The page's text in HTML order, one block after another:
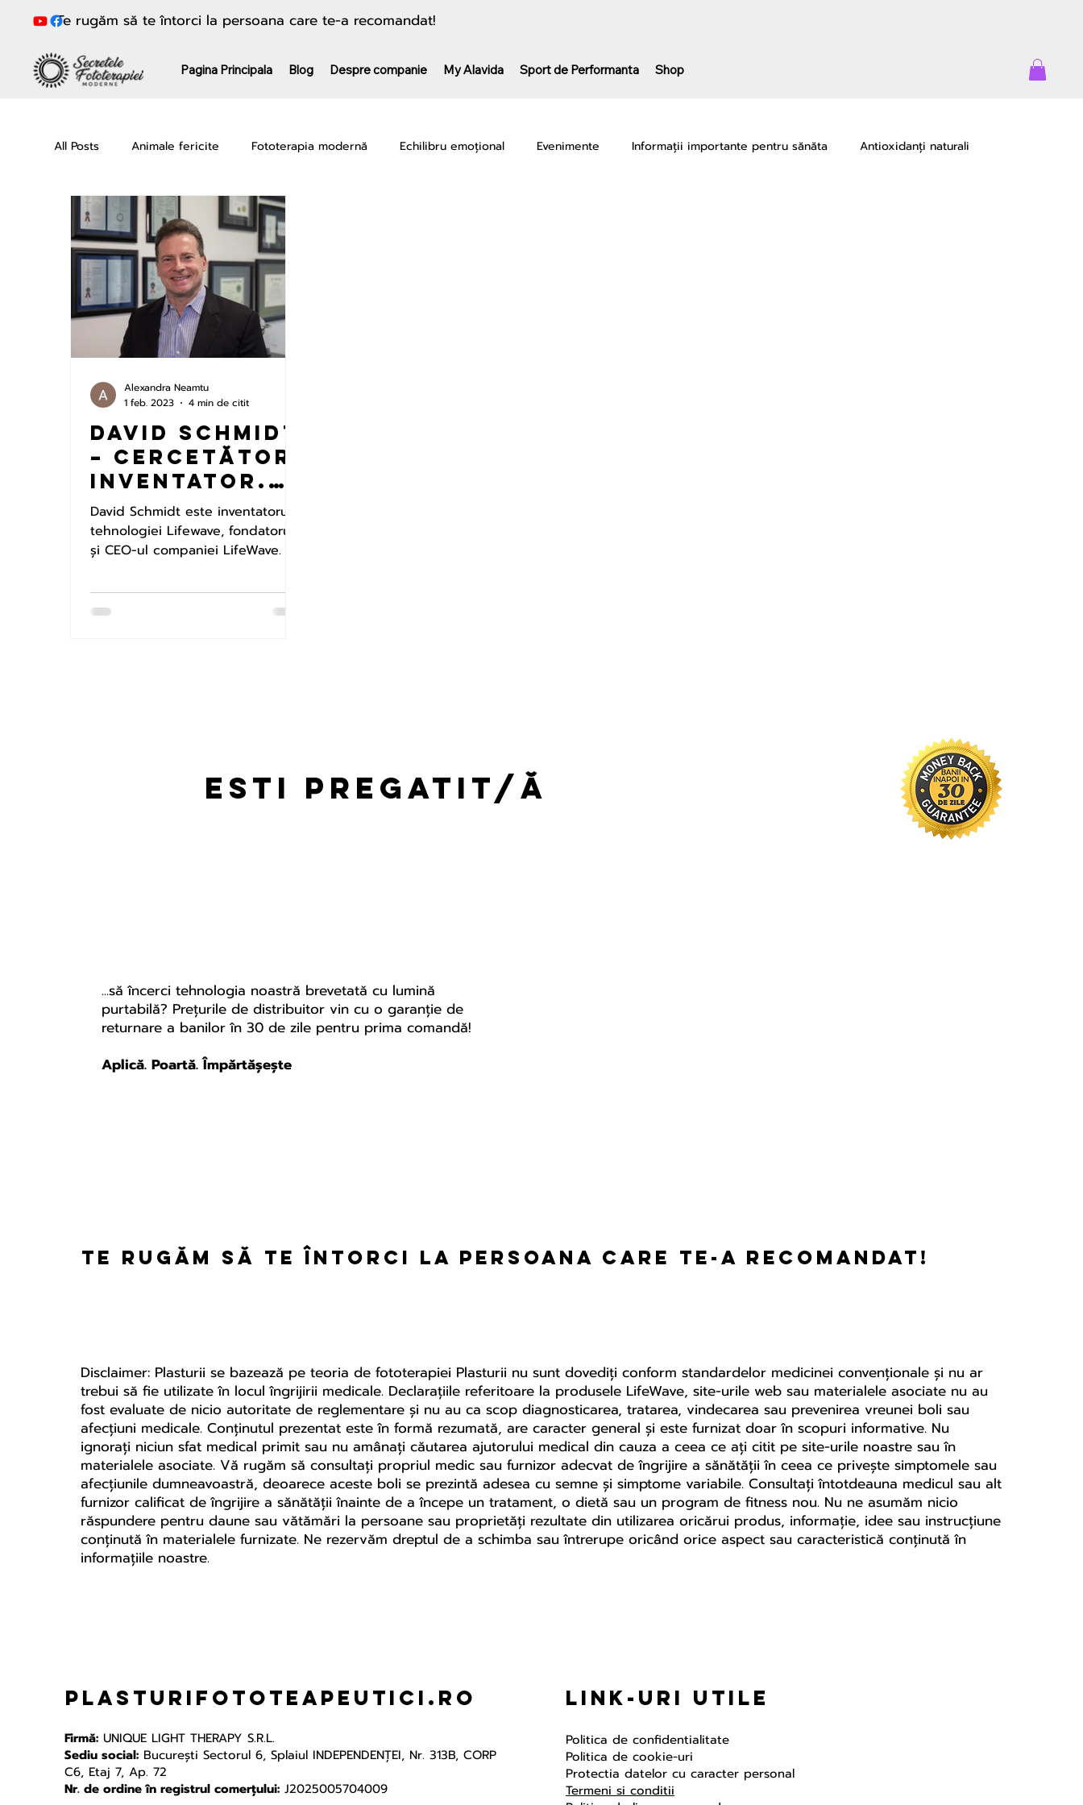
Te rugăm să te întorci la persoana care te-a recomandat!
Pagina Principala Blog Despre companie My Alavida Sport de Performanta Shop
All Posts Animale fericite Fototerapia modernă Echilibru emoțional Evenimente Informații importante pentru sănăta Antioxidanți naturali
Frumusețe & Anti-aging Sănătate fără medicamente
x2o Water Machine Seria Loren Pickart GHK-CU
David Schmidt
– Cercetător.
Inventator.
Antreprenor.
David Schmidt este inventatorul
tehnologiei Lifewave, fondatorul
și CEO-ul companiei LifeWave. În
nu...
Alexandra Neamtu
1 feb. 2023
4 min de citit
esti pregatit/ă
...să încerci tehnologia noastră brevetată cu lumină
purtabilă? Prețurile de distribuitor vin cu o garanție de
returnare a banilor în 30 de zile pentru prima comandă!
Aplică. Poartă. Împărtășește
Te rugăm să te întorci la persoana care te-a recomandat!
Disclaimer: Plasturii se bazează pe teoria de fototerapiei Plasturii nu sunt dovediți conform standardelor medicinei convenționale și nu ar
trebui să fie utilizate în locul îngrijirii medicale. Declarațiile referitoare la produsele LifeWave, site-urile web sau materialele asociate nu au
fost evaluate de nicio autoritate de reglementare și nu au ca scop diagnosticarea, tratarea, vindecarea sau prevenirea vreunei boli sau
afecțiuni medicale. Conținutul prezentat este în formă rezumată, are caracter general și este furnizat doar în scopuri informative. Nu
ignorați niciun sfat medical primit sau nu amânați căutarea ajutorului medical din cauza a ceea ce ați citit pe site-urile noastre sau în
materialele asociate. Vă rugăm să consultați propriul medic sau furnizor adecvat de îngrijire a sănătății în ceea ce privește simptomele sau
afecțiunile dumneavoastră, deoarece aceste boli se prezintă adesea cu semne și simptome variabile. Consultați întotdeauna medicul sau alt
furnizor calificat de îngrijire a sănătății înainte de a începe un tratament, o dietă sau un program de fitness nou. Nu ne asumăm nicio
răspundere pentru daune sau vătămări la persoane sau proprietăți rezultate din utilizarea oricărui produs, informație, idee sau instrucțiune
conținută în materialele furnizate. Ne rezervăm dreptul de a schimba sau întrerupe oricând orice aspect sau caracteristică conținută în
informațiile noastre.
plasturifototeapeutici.ro
Firmă: UNIQUE LIGHT THERAPY S.R.L.
Sediu social: Bucureşti Sectorul 6, Splaiul INDEPENDENŢEI, Nr. 313B, CORP
C6, Etaj 7, Ap. 72
Nr. de ordine în registrul comerțului: J2025005704009
Link-uri Utile
Politica de confidentialitate
Politica de cookie-uri
Protectia datelor cu caracter personal
Termeni si conditii